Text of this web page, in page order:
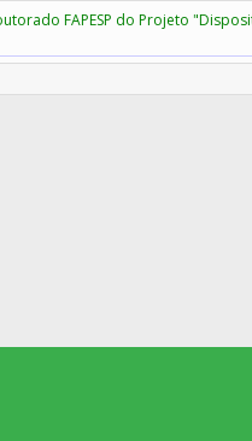
FAPESP do Projeto